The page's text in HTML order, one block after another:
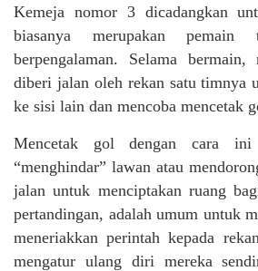
Kemeja nomor 3 dicadangkan
biasanya merupakan
berpengalaman. Selama
diberi jalan oleh rekan satu timnya
ke sisi lain dan mencoba mencetak
Mencetak gol dengan cara ini
“menghindar” lawan atau
jalan untuk menciptakan ruang
pertandingan, adalah umum untuk
meneriakkan perintah kepada
mengatur ulang diri mereka